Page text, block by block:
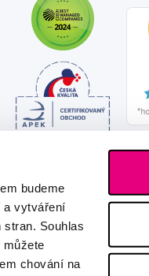
budeme
a vytváření
Souhlas
můžete
chování na